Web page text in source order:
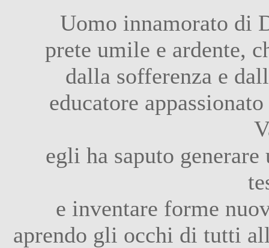
Uomo innamorato di
prete umile e ardente,
dalla sofferenza e
educatore
egli ha saputo
e inventare forme
aprendo gli occhi di tutti